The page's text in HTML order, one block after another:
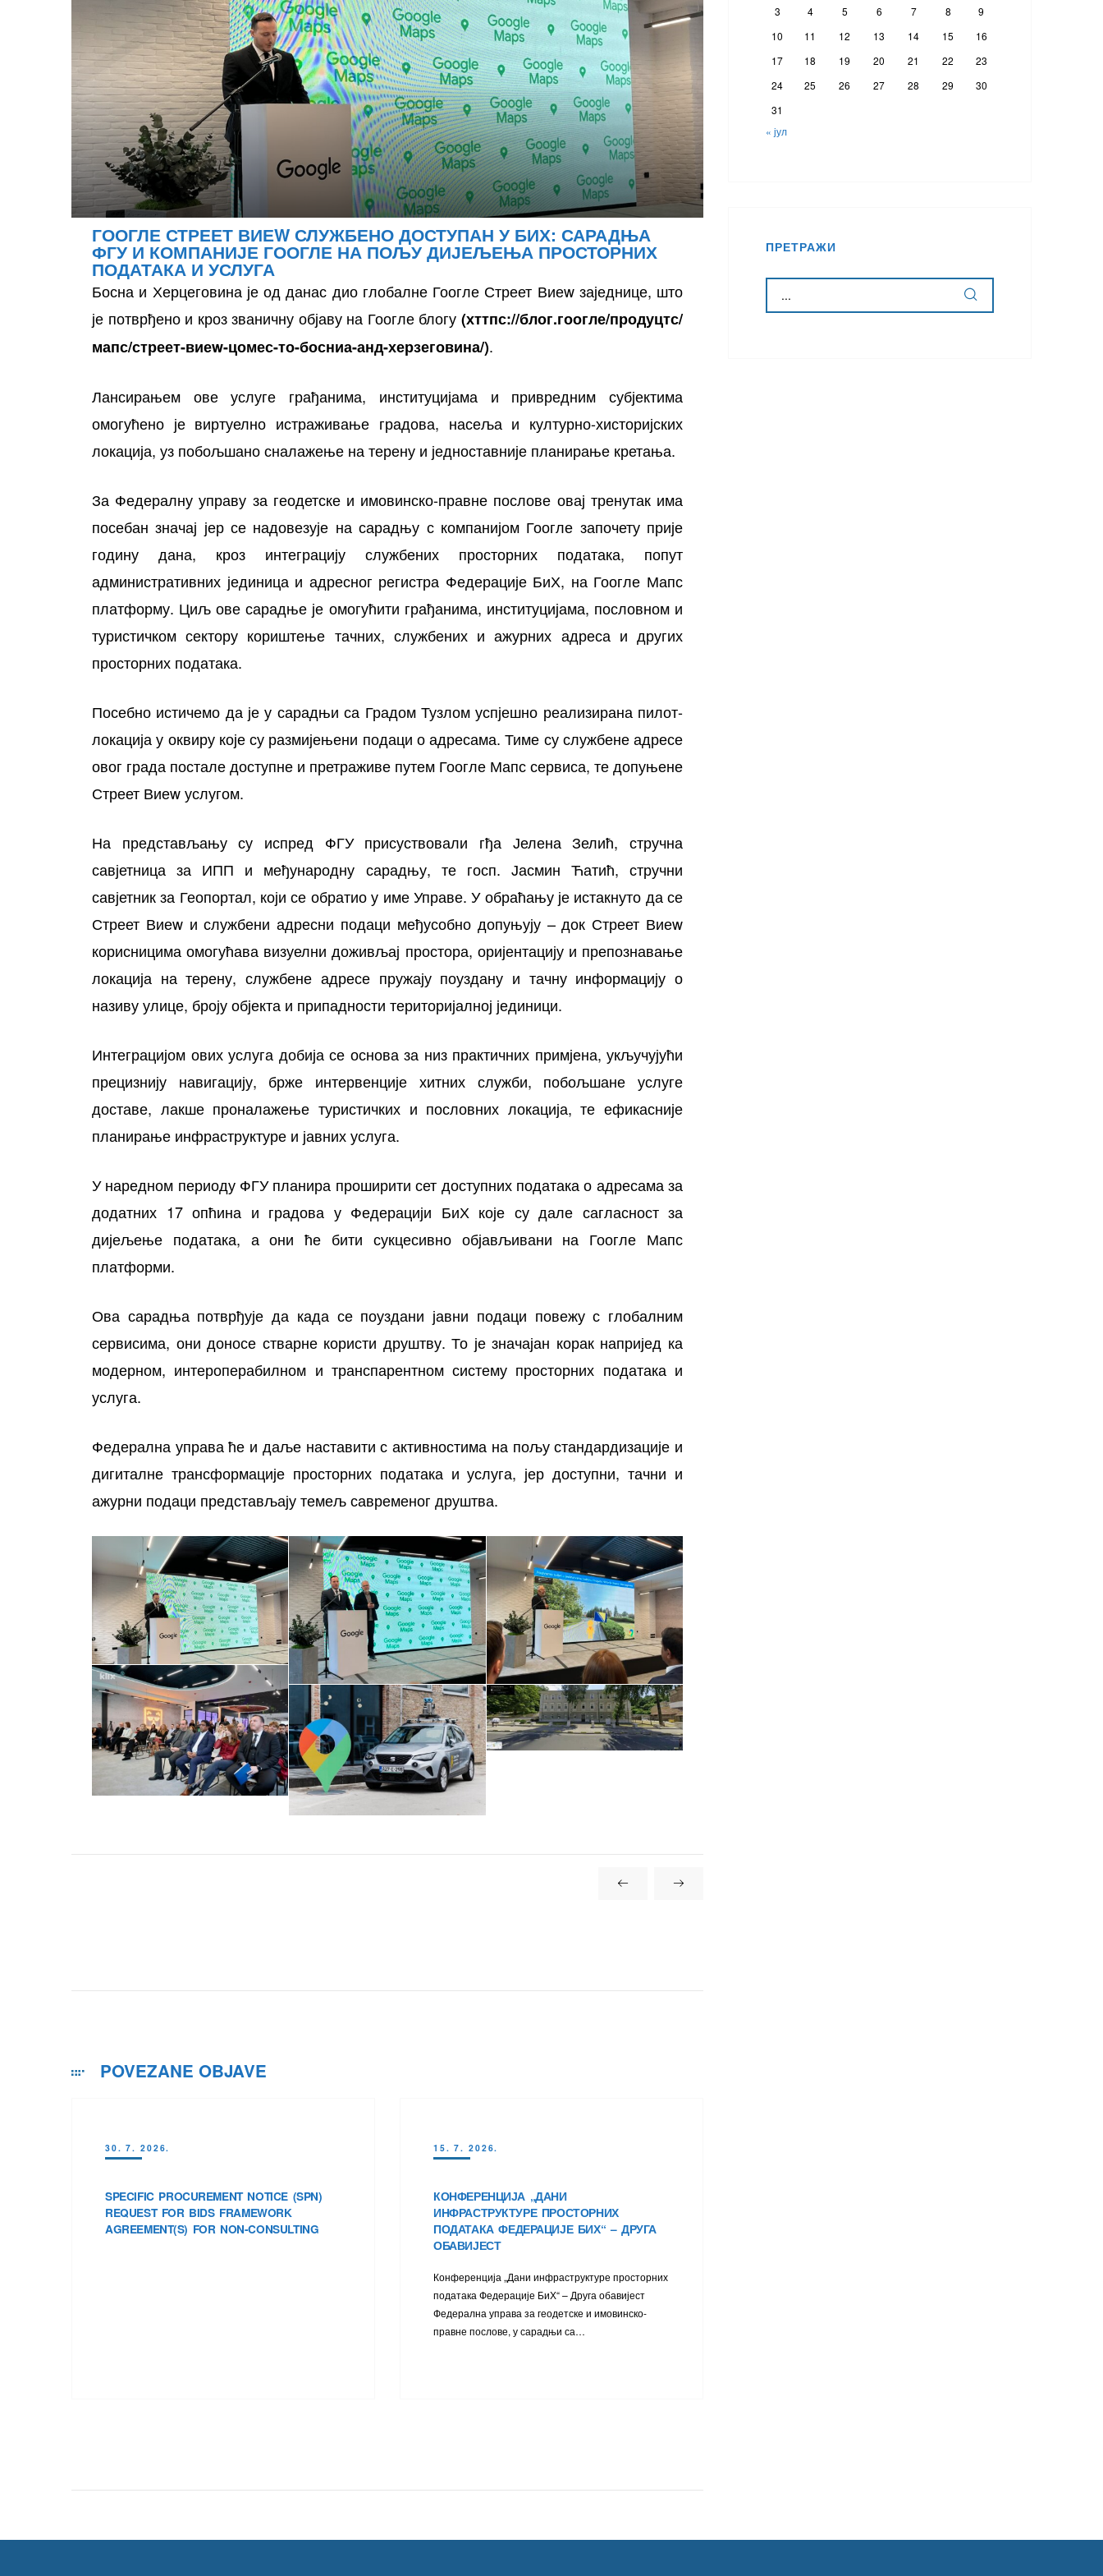
ГООГЛЕ СТРЕЕТ ВИЕW СЛУЖБЕНО ДОСТУПАН У БИХ: САРАДЊА
ФГУ И КОМПАНИЈЕ ГООГЛЕ НА ПОЉУ ДИЈЕЉЕЊА ПРОСТОРНИХ
ПОДАТАКА И УСЛУГА
Босна и Херцеговина је од данас дио глобалне Гоогле Стреет Виеw заједнице, што
је потврђено и кроз званичну објаву на Гоогле блогу (хттпс://блог.гоогле/продуцтс/
мапс/стреет-виеw-цомес-то-босниа-анд-херзеговина/).
Лансирањем ове услуге грађанима, институцијама и привредним субјектима
омогућено је виртуелно истраживање градова, насеља и културно-хисторијских
локација, уз побољшано сналажење на терену и једноставније планирање кретања.
За Федералну управу за геодетске и имовинско-правне послове овај тренутак има
посебан значај јер се надовезује на сарадњу с компанијом Гоогле започету прије
годину дана, кроз интеграцију службених просторних података, попут
административних јединица и адресног регистра Федерације БиХ, на Гоогле Мапс
платформу. Циљ ове сарадње је омогућити грађанима, институцијама, пословном и
туристичком сектору кориштење тачних, службених и ажурних адреса и других
просторних података.
Посебно истичемо да је у сарадњи са Градом Тузлом успјешно реализирана пилот-
локација у оквиру које су размијењени подаци о адресама. Тиме су службене адресе
овог града постале доступне и претраживе путем Гоогле Мапс сервиса, те допуњене
Стреет Виеw услугом.
На представљању су испред ФГУ присуствовали гђа Јелена Зелић, стручна
савјетница за ИПП и међународну сарадњу, те госп. Јасмин Ћатић, стручни
савјетник за Геопортал, који се обратио у име Управе. У обраћању је истакнуто да се
Стреет Виеw и службени адресни подаци међусобно допуњују – док Стреет Виеw
корисницима омогућава визуелни доживљај простора, оријентацију и препознавање
локација на терену, службене адресе пружају поуздану и тачну информацију о
називу улице, броју објекта и припадности територијалној јединици.
Интеграцијом ових услуга добија се основа за низ практичних примјена, укључујући
прецизнију навигацију, брже интервенције хитних служби, побољшане услуге
доставе, лакше проналажење туристичких и пословних локација, те ефикасније
планирање инфраструктуре и јавних услуга.
У наредном периоду ФГУ планира проширити сет доступних података о адресама за
додатних 17 опћина и градова у Федерацији БиХ које су дале сагласност за
дијељење података, а они ће бити сукцесивно објављивани на Гоогле Мапс
платформи.
Ова сарадња потврђује да када се поуздани јавни подаци повежу с глобалним
сервисима, они доносе стварне користи друштву. То је значајан корак напријед ка
модерном, интероперабилном и транспарентном систему просторних података и
услуга.
Федерална управа ће и даље наставити с активностима на пољу стандардизације и
дигиталне трансформације просторних података и услуга, јер доступни, тачни и
ажурни подаци представљају темељ савременог друштва.
POVEZANE OBJAVE
30. 7. 2026.
SPECIFIC PROCUREMENT NOTICE (SPN)
REQUEST FOR BIDS FRAMEWORK
AGREEMENT(S) FOR NON-CONSULTING
15. 7. 2026.
КОНФЕРЕНЦИЈА „ДАНИ
ИНФРАСТРУКТУРЕ ПРОСТОРНИХ
ПОДАТАКА ФЕДЕРАЦИЈЕ БИХ“ – ДРУГА
ОБАВИЈЕСТ
Конференција „Дани инфраструктуре просторних
података Федерације БиХ“ – Друга обавијест
Федерална управа за геодетске и имовинско-
правне послове, у сарадњи са…
3
4 5 6 7 8
9
10
11 12 13 14 15
16
17
18 19 20 21 22
23
24
25 26 27 28 29
30
31
« јул
ПРЕТРАЖИ